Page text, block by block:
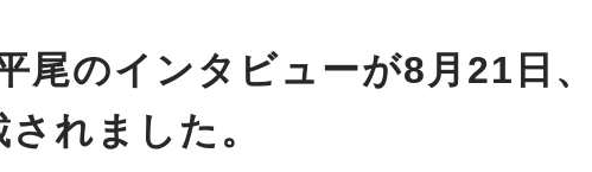
尾のインタビューが8月21日
れました。